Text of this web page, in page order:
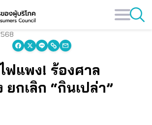
ฟแพง! ร้องศาล
กเลิก “กินเปล่า”